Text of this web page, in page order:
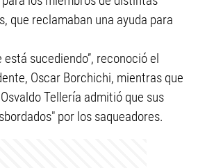
que reclamaban una ayuda para
está sucediendo”, reconoció el
Oscar Borchichi, mientras que
Tellería admitió que sus
por los saqueadores.